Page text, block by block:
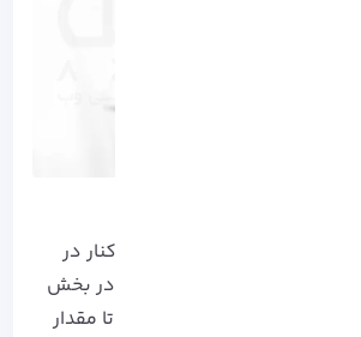
وقتی وارد قسمت Site Ground می شوید، از نوار کنار در
سمت چپ به DEV سپس به PHP Manager بروید، در بخش
متغییر های PHP می توانید از فیلتر استفاده کنید تا مقدار